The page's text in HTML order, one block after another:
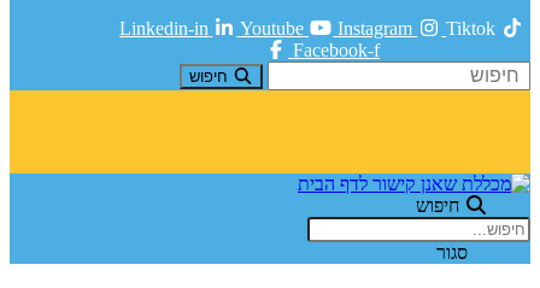
Linkedin-in Youtube Instagram
Tiktok
Facebook-f
חיפוש
חיפוש
סגור